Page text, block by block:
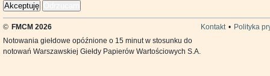
Akceptuję
© FMCM 2026 Kontakt • Polityka
Notowania giełdowe opóźnione o 15 minut w stosunku do
notowań Warszawskiej Giełdy Papierów Wartościowych S.A.